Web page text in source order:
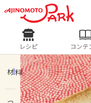
ログイン
ログイン
レシピ
人気の食材・レ
レシピ コンテ
材料